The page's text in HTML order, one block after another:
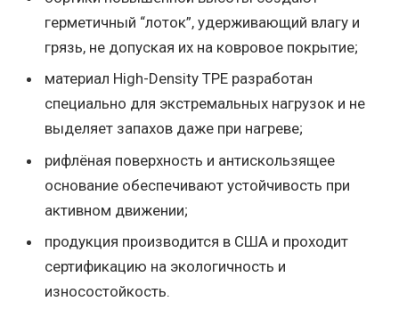
герметичный “лоток”, удерживающий влагу и
грязь, не допуская их на ковровое покрытие;
материал High-Density TPE разработан
специально для экстремальных нагрузок и не
выделяет запахов даже при нагреве;
рифлёная поверхность и антискользящее
основание обеспечивают устойчивость при
активном движении;
продукция производится в США и проходит
сертификацию на экологичность и
износостойкость.